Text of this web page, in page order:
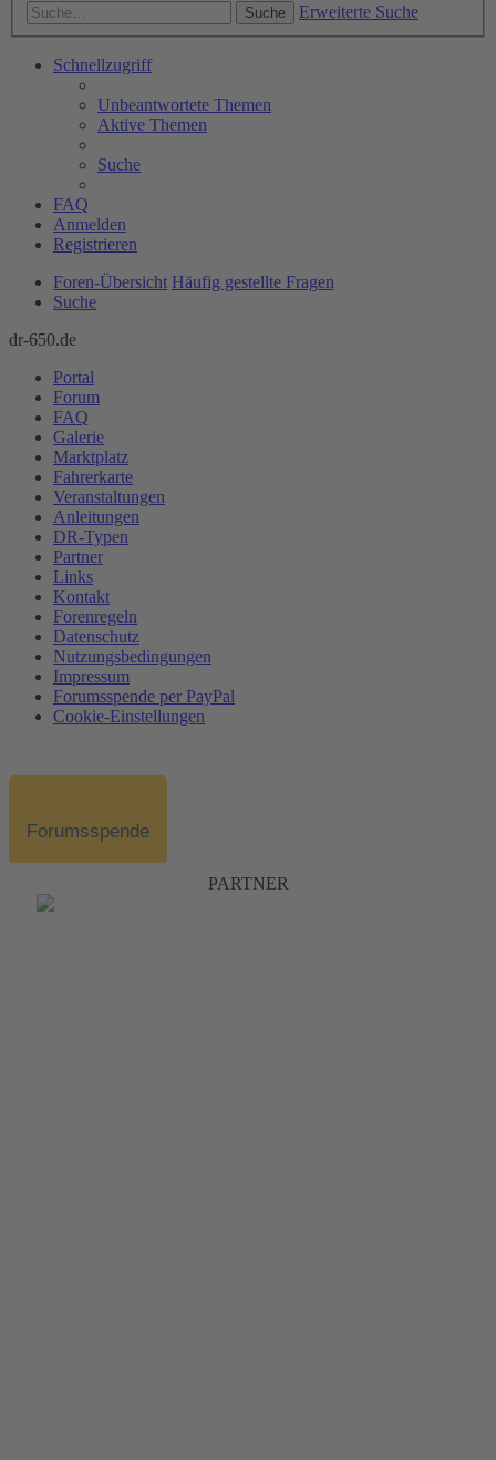
Suche Erweiterte Suche
Schnellzugriff
Unbeantwortete Themen
Aktive Themen
Suche
FAQ
Anmelden
Registrieren
Foren-Übersicht Häufig gestellte Fragen
Suche
dr-650.de
Portal
Forum
FAQ
Galerie
Marktplatz
Fahrerkarte
Veranstaltungen
Anleitungen
DR-Typen
Partner
Links
Kontakt
Forenregeln
Datenschutz
Nutzungsbedingungen
Impressum
Forumsspende per PayPal
Cookie-Einstellungen
Forumsspende
PARTNER